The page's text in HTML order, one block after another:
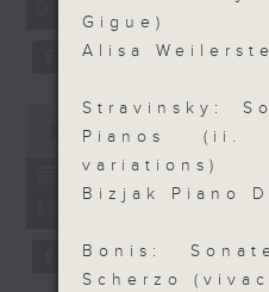
seconds
seconds
minutes,
00:00
第三部份 Part
10:00)
Gigue)
Alisa
Stravinsky:
Pianos (ii.
variations)
Bizjak Piano
Bonis:
Scherzo